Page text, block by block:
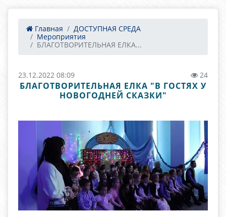
Главная
ДОСТУПНАЯ СРЕДА
Мероприятия
БЛАГОТВОРИТЕЛЬНАЯ ЕЛКА...
23.12.2022 08:09 24
БЛАГОТВОРИТЕЛЬНАЯ ЕЛКА "В ГОСТЯХ У
НОВОГОДНЕЙ СКАЗКИ"